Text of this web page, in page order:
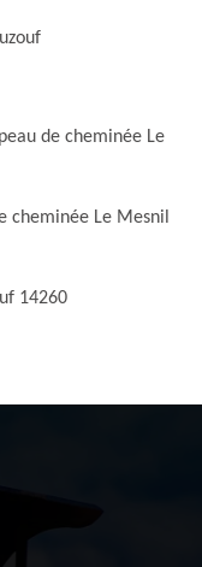
de cheminée Le
cheminée Le Mesnil
14260